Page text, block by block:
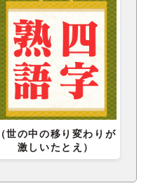
（世の中の移り変わりが
激しいたとえ）